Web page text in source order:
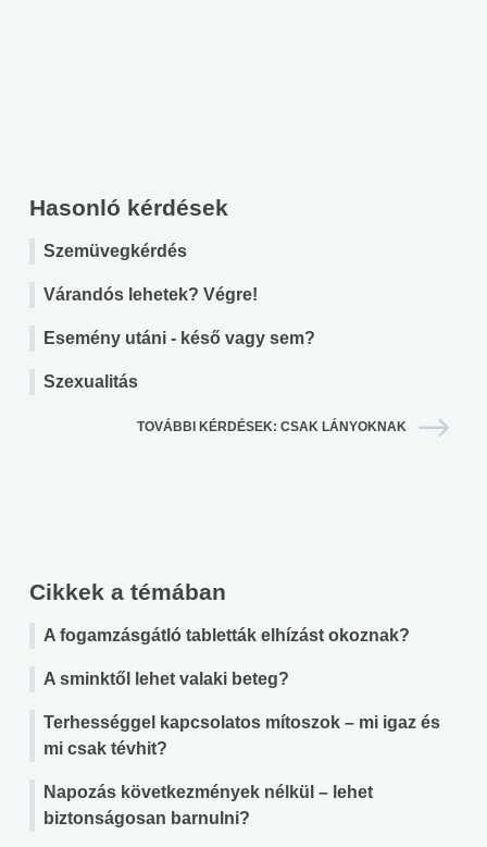
Hasonló kérdések
Szemüvegkérdés
Várandós lehetek? Végre!
Esemény utáni - késő vagy sem?
Szexualitás
TOVÁBBI KÉRDÉSEK: CSAK LÁNYOKNAK
Cikkek a témában
A fogamzásgátló tabletták elhízást okoznak?
A sminktől lehet valaki beteg?
Terhességgel kapcsolatos mítoszok – mi igaz és
mi csak tévhit?
Napozás következmények nélkül – lehet
biztonságosan barnulni?